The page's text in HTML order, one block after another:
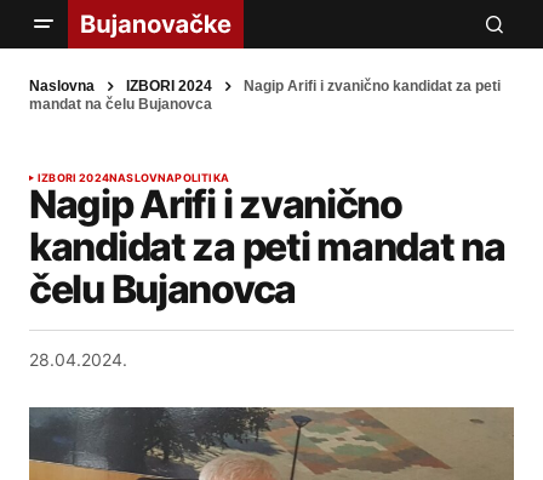
Naslovna IZBORI 2024
Nagip Arifi i zvanično kandidat za peti
mandat na čelu Bujanovca
IZBORI 2024NASLOVNAPOLITIKA
Nagip Arifi i zvanično
kandidat za peti mandat na
čelu Bujanovca
28.04.2024.